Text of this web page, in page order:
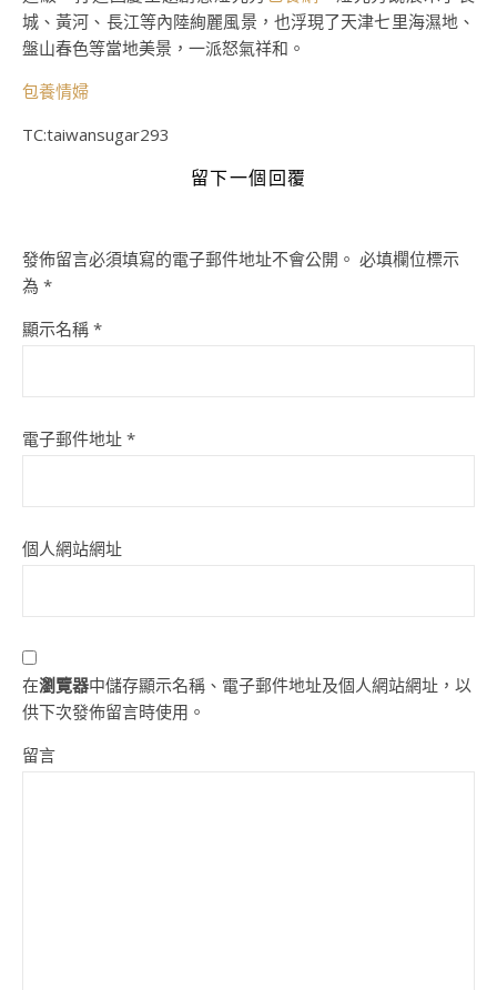
城、黃河、長江等內陸絢麗風景，也浮現了天津七里海濕地、
盤山春色等當地美景，一派怒氣祥和。
包養情婦
TC:taiwansugar293
留下一個回覆
發佈留言必須填寫的電子郵件地址不會公開。 必填欄位標示
為 *
顯示名稱 *
電子郵件地址 *
個人網站網址
在瀏覽器中儲存顯示名稱、電子郵件地址及個人網站網址，以
供下次發佈留言時使用。
留言